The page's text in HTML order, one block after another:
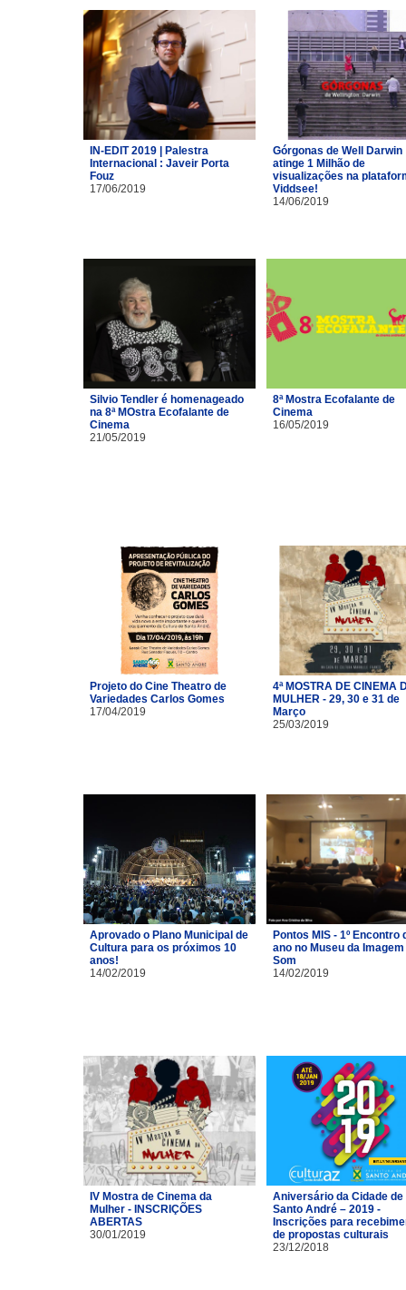
IN-EDIT 2019 | Palestra
Internacional : Javeir Porta
Fouz
17/06/2019
Górgonas de Well Darwin
atinge 1 Milhão de
visualizações na
Viddsee!
14/06/2019
Silvio Tendler é homenageado
na 8ª MOstra Ecofalante de
Cinema
21/05/2019
8ª Mostra Ecofalante de
Cinema
16/05/2019
Projeto do Cine Theatro de
Variedades Carlos Gomes
17/04/2019
4ª MOSTRA DE CINEMA
MULHER - 29, 30 e 31 de
Março
25/03/2019
Aprovado o Plano Municipal de
Cultura para os próximos 10
anos!
14/02/2019
Pontos MIS - 1º Encontro
ano no Museu da Imagem
Som
14/02/2019
IV Mostra de Cinema da
Mulher - INSCRIÇÕES
ABERTAS
30/01/2019
Aniversário da Cidade de
Santo André – 2019 -
Inscrições para
de propostas culturais
23/12/2018